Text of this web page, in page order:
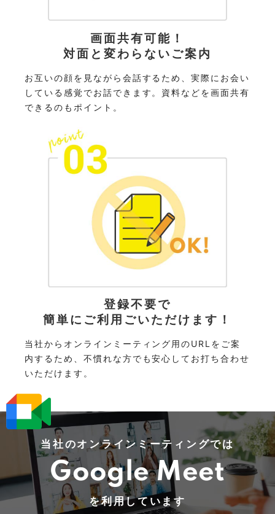
画面共有可能！
対面と変わらないご案内
お互いの顔を見ながら会話するため、実際にお会い
している感覚でお話できます。資料などを画面共有
できるのもポイント。
登録不要で
簡単にご利用ごいただけます！
当社からオンラインミーティング用のURLをご案
内するため、不慣れな方でも安心してお打ち合わせ
いただけます。
当社のオンラインミーティングでは
Google Meet
を利用しています